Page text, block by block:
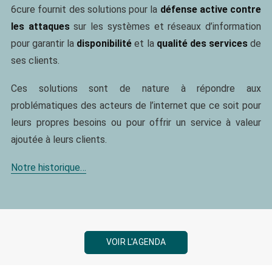
6cure fournit des solutions pour la défense active contre
les attaquessur les systèmes et réseaux d’information
pour garantir la disponibilité et la qualité des servicesde
ses clients.
Ces solutions sont de nature à répondre aux
problématiques des acteurs de l’internet que ce soit pour
leurs propres besoins ou pour offrir un service à valeur
ajoutée à leurs clients.
Notre historique…
VOIR L'AGENDA